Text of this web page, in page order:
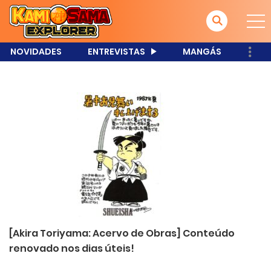
NOVIDADES ENTREVISTAS MANGÁS
[Akira Toriyama: Acervo de Obras] Conteúdo
renovado nos dias úteis!